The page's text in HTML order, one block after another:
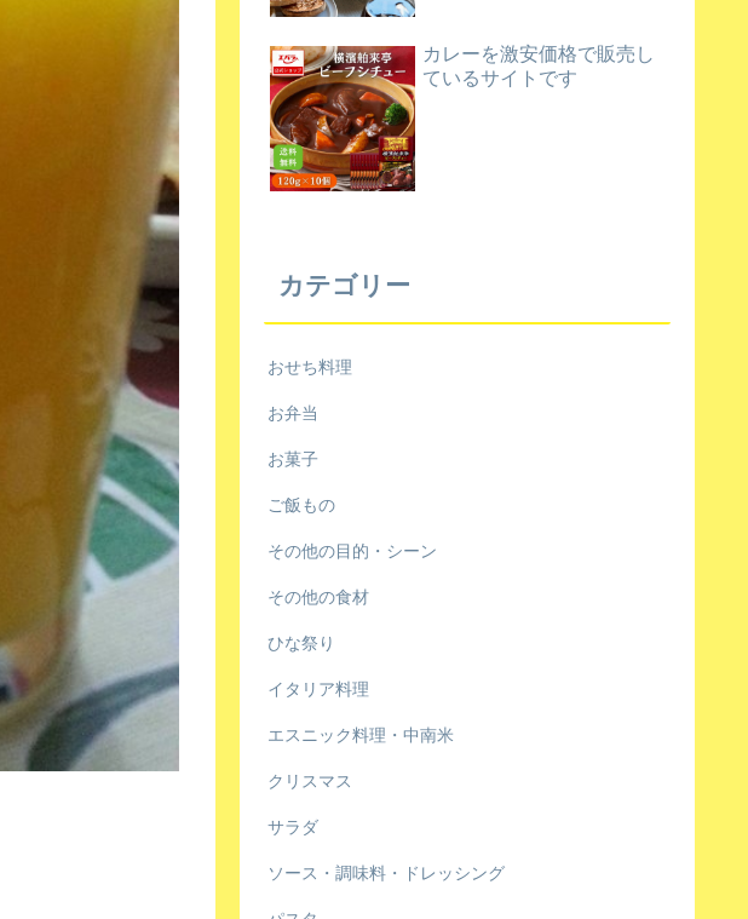
カレーを激安価格で販売し
ているサイトです
カテゴリー
おせち料理
お弁当
お菓子
ご飯もの
その他の目的・シーン
その他の食材
ひな祭り
イタリア料理
エスニック料理・中南米
クリスマス
サラダ
ソース・調味料・ドレッシング